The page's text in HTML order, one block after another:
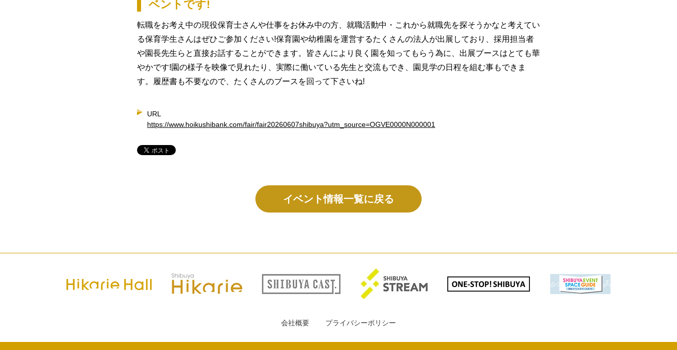
ベントです!
転職をお考え中の現役保育士さんや仕事をお休み中の方、就職活動中・これから就職先を探そうかなと考えてい
る保育学生さんはぜひご参加ください!保育園や幼稚園を運営するたくさんの法人が出展しており、採用担当者
や園長先生らと直接お話することができます。皆さんにより良く園を知ってもらう為に、出展ブースはとても華
やかです!園の様子を映像で見れたり、実際に働いている先生と交流もでき、園見学の日程を組む事もできま
す。履歴書も不要なので、たくさんのブースを回って下さいね!
URL
https://www.hoikushibank.com/fair/fair20260607shibuya?utm_source=OGVE0000N000001
イベント情報一覧に戻る
会社概要 プライバシーポリシー